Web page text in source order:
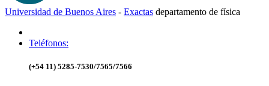
Universidad de Buenos Aires - Exactas departamento de física
Teléfonos:
(+54 11) 5285-7530/7565/7566